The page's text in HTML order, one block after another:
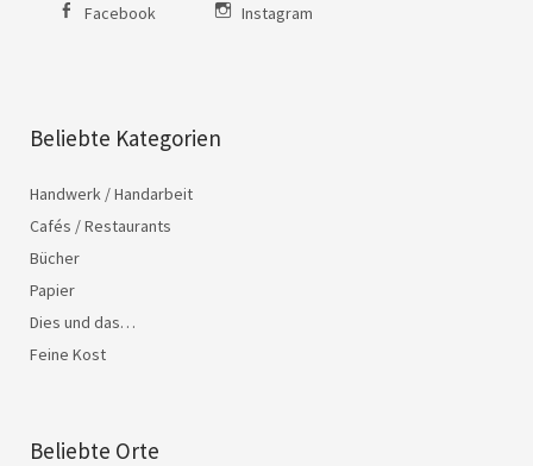
Facebook Instagram
Beliebte Kategorien
Handwerk / Handarbeit
Cafés / Restaurants
Bücher
Papier
Dies und das…
Feine Kost
Beliebte Orte